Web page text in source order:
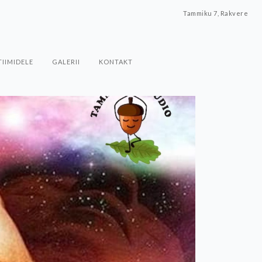
Tammiku 7, Rakvere
GALERII KONTAKT